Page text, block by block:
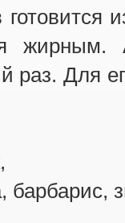
раз. Для
барбарис,